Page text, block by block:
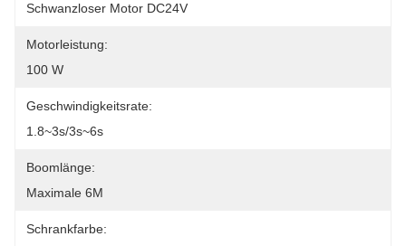
Schwanzloser Motor DC24V
Motorleistung:
100 W
Geschwindigkeitsrate:
1.8~3s/3s~6s
Boomlänge:
Maximale 6M
Schrankfarbe: